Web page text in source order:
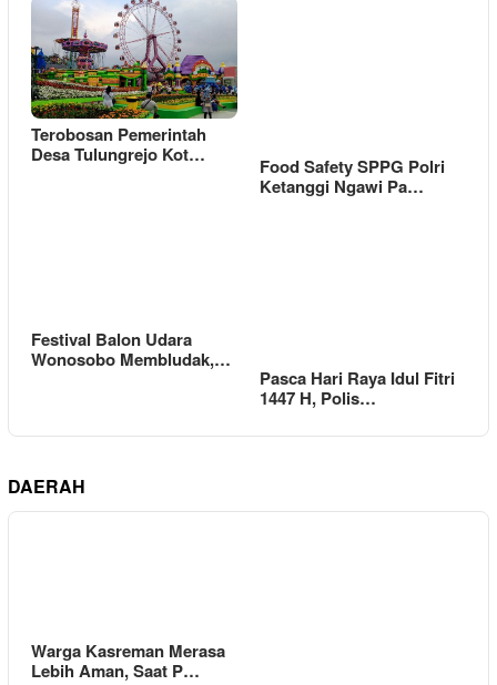
Terobosan Pemerintah
Desa Tulungrejo Kot…
Food Safety SPPG Polri
Ketanggi Ngawi Pa…
Festival Balon Udara
Wonosobo Membludak,…
Pasca Hari Raya Idul Fitri
1447 H, Polis…
DAERAH
Warga Kasreman Merasa
Lebih Aman, Saat P…